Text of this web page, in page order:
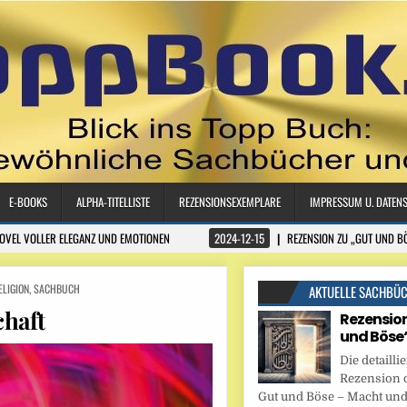
E-BOOKS ALPHA-TITELLISTE REZENSIONSEXEMPLARE
IMPRESSUM U.
VOLLER ELEGANZ UND EMOTIONEN 2024-12-15 REZENSION ZU „GUT UND
,SACHBUCH AKTUELLE
und
Die
Rezension
Gut und Böse – Macht